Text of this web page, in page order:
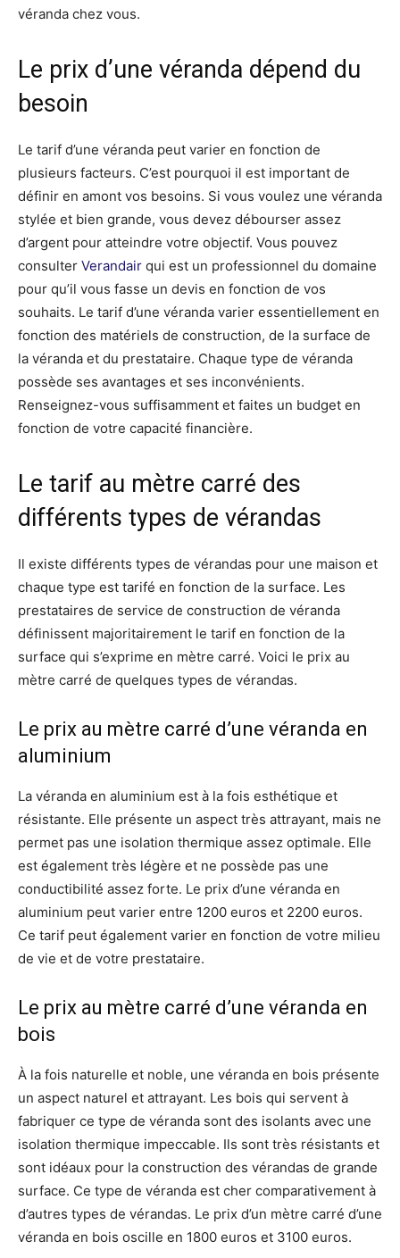
véranda chez vous.
Le prix d’une véranda dépend du
besoin
Le tarif d’une véranda peut varier en fonction de
plusieurs facteurs. C’est pourquoi il est important de
définir en amont vos besoins. Si vous voulez une véranda
stylée et bien grande, vous devez débourser assez
d’argent pour atteindre votre objectif. Vous pouvez
consulter Verandair qui est un professionnel du domaine
pour qu’il vous fasse un devis en fonction de vos
souhaits. Le tarif d’une véranda varier essentiellement en
fonction des matériels de construction, de la surface de
la véranda et du prestataire. Chaque type de véranda
possède ses avantages et ses inconvénients.
Renseignez-vous suffisamment et faites un budget en
fonction de votre capacité financière.
Le tarif au mètre carré des
différents types de vérandas
Il existe différents types de vérandas pour une maison et
chaque type est tarifé en fonction de la surface. Les
prestataires de service de construction de véranda
définissent majoritairement le tarif en fonction de la
surface qui s’exprime en mètre carré. Voici le prix au
mètre carré de quelques types de vérandas.
Le prix au mètre carré d’une véranda en
aluminium
La véranda en aluminium est à la fois esthétique et
résistante. Elle présente un aspect très attrayant, mais ne
permet pas une isolation thermique assez optimale. Elle
est également très légère et ne possède pas une
conductibilité assez forte. Le prix d’une véranda en
aluminium peut varier entre 1200 euros et 2200 euros.
Ce tarif peut également varier en fonction de votre milieu
de vie et de votre prestataire.
Le prix au mètre carré d’une véranda en
bois
À la fois naturelle et noble, une véranda en bois présente
un aspect naturel et attrayant. Les bois qui servent à
fabriquer ce type de véranda sont des isolants avec une
isolation thermique impeccable. Ils sont très résistants et
sont idéaux pour la construction des vérandas de grande
surface. Ce type de véranda est cher comparativement à
d’autres types de vérandas. Le prix d’un mètre carré d’une
véranda en bois oscille en 1800 euros et 3100 euros.